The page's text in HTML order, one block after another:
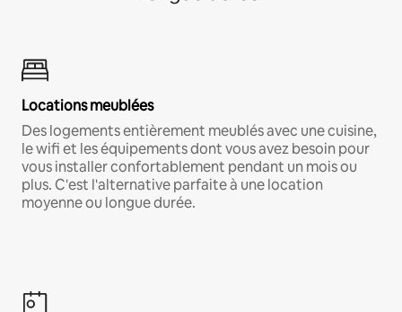
Locations meublées
Des logements entièrement meublés avec une cuisine,
le wifi et les équipements dont vous avez besoin pour
vous installer confortablement pendant un mois ou
plus. C'est l'alternative parfaite à une location
moyenne ou longue durée.